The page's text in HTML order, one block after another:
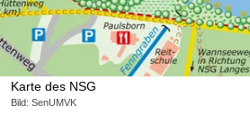
Karte des NSG
Bild: SenUMVK